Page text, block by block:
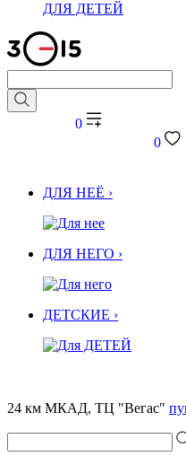
ДЛЯ ДЕТЕЙ
0
0
ДЛЯ НЕЁ ›
ДЛЯ НЕГО ›
ДЕТСКИЕ ›
24 км МКАД, ТЦ "Вегас"